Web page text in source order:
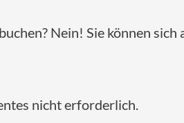
Nein! Sie können sich
nicht erforderlich.